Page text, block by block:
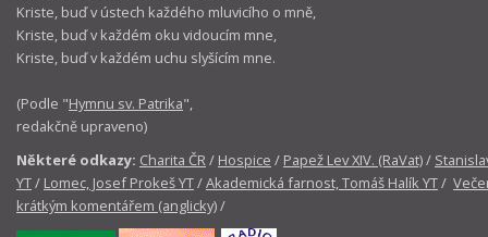
Kriste, buď v ústech každého mluvicího o mně,
Kriste, buď v každém oku vidoucím mne,
Kriste, buď v každém uchu slyšícím mne.
(Podle "Hymnu sv. Patrika",
redakčně upraveno)
Některé odkazy: Charita ČR/ Hospice / Papež Lev XIV. (RaVat)/
YT/ Lomec, Josef Prokeš YT/Akademická farnost, Tomáš Halík YT/
krátkým komentářem (anglicky)/